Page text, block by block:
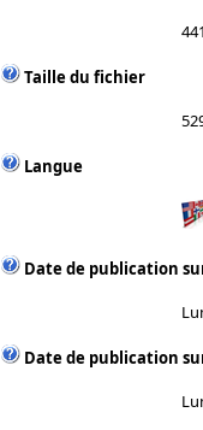
Taille du fichier
Langue
Date de publication
Date de publication